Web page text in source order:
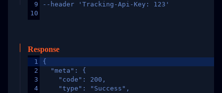
9
10
--header 'Tracking-Api-Key: 123'
Response
1
2
3
4
{
  "meta": {
    "code": 200,
    "type": "Success",